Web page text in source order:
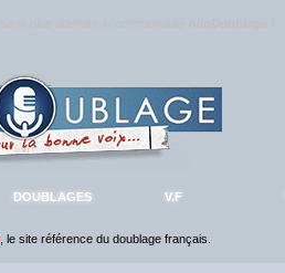
DOUBLAGES V.F
, le site référence du doublage français.